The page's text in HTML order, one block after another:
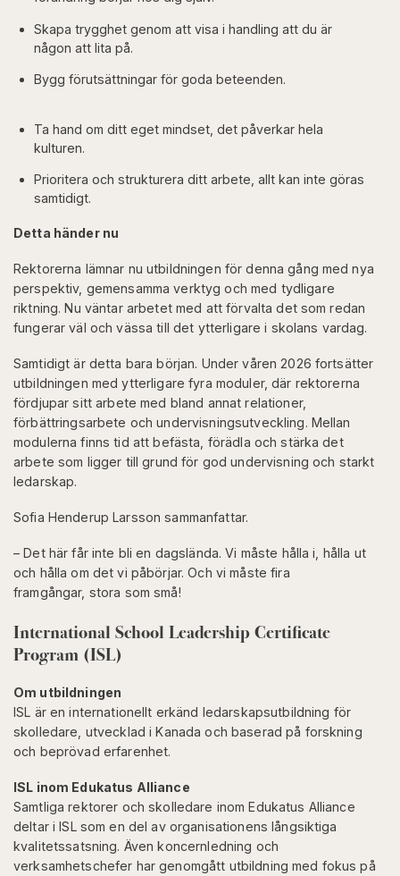
Skapa trygghet genom att visa i handling att du är
någon att lita på.
Bygg förutsättningar för goda beteenden.
Ta hand om ditt eget mindset, det påverkar hela
kulturen.
Prioritera och strukturera ditt arbete, allt kan inte göras
samtidigt.
Detta händer nu
Rektorerna lämnar nu utbildningen för denna gång med nya
perspektiv, gemensamma verktyg och med tydligare
riktning. Nu väntar arbetet med att förvalta det som redan
fungerar väl och vässa till det ytterligare i skolans vardag.
Samtidigt är detta bara början. Under våren 2026 fortsätter
utbildningen med ytterligare fyra moduler, där rektorerna
fördjupar sitt arbete med bland annat relationer,
förbättringsarbete och undervisningsutveckling. Mellan
modulerna finns tid att befästa, förädla och stärka det
arbete som ligger till grund för god undervisning och starkt
ledarskap.
Sofia Henderup Larsson sammanfattar.
– Det här får inte bli en dagslända. Vi måste hålla i, hålla ut
och hålla om det vi påbörjar. Och vi måste fira
framgångar, stora som små!
International School Leadership Certificate
Program (ISL)
Om utbildningen
ISL är en internationellt erkänd ledarskapsutbildning för
skolledare, utvecklad i Kanada och baserad på forskning
och beprövad erfarenhet.
ISL inom Edukatus Alliance
Samtliga rektorer och skolledare inom Edukatus Alliance
deltar i ISL som en del av organisationens långsiktiga
kvalitetssatsning. Även koncernledning och
verksamhetschefer har genomgått utbildning med fokus på